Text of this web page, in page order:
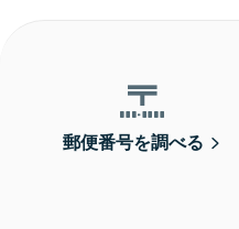
郵便番号を調べる